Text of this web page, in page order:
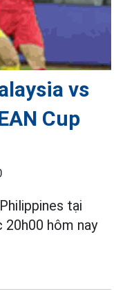
vs
Cup
tại
20h00 hôm nay